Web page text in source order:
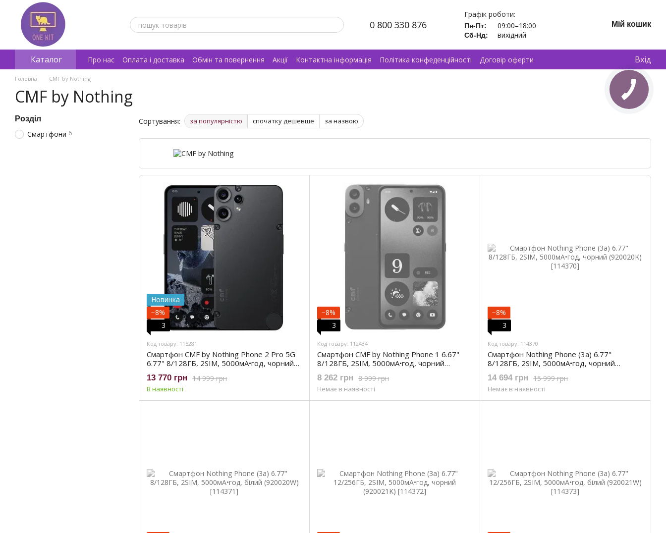
Перейти к основному контенту
0 800 330 876
Графік роботи:
Пн-Пт: 09:00–18:00
Сб-Нд: вихідний
Мій кошик
Каталог Про нас Оплата і доставка Обмін та повернення Акції Контактна інформація Політика конфеденційності
Договір оферти
Відгуки про магазин
Вхід
Головна CMF by Nothing
CMF by Nothing
Сортування: за популярністю спочатку дешевше за назвою
Новинка
−8%
3
Код товару: 115281
Смартфон CMF by Nothing Phone 2 Pro 5G
6.77" 8/128ГБ, 2SIM, 5000мА•год, чорний
(961002K)
14 999 грн
13 770 грн
В наявності
−8%
3
Код товару: 112434
Смартфон CMF by Nothing Phone 1 6.67"
8/128ГБ, 2SIM, 5000мА•год, чорний
(961003K)
8 999 грн
8 262 грн
Немає в наявності
−8%
3
Код товару: 114370
Смартфон Nothing Phone (3a) 6.77"
8/128ГБ, 2SIM, 5000мА•год, чорний
(920020K)
15 999 грн
14 694 грн
Немає в наявності
Розділ
Смартфони 6